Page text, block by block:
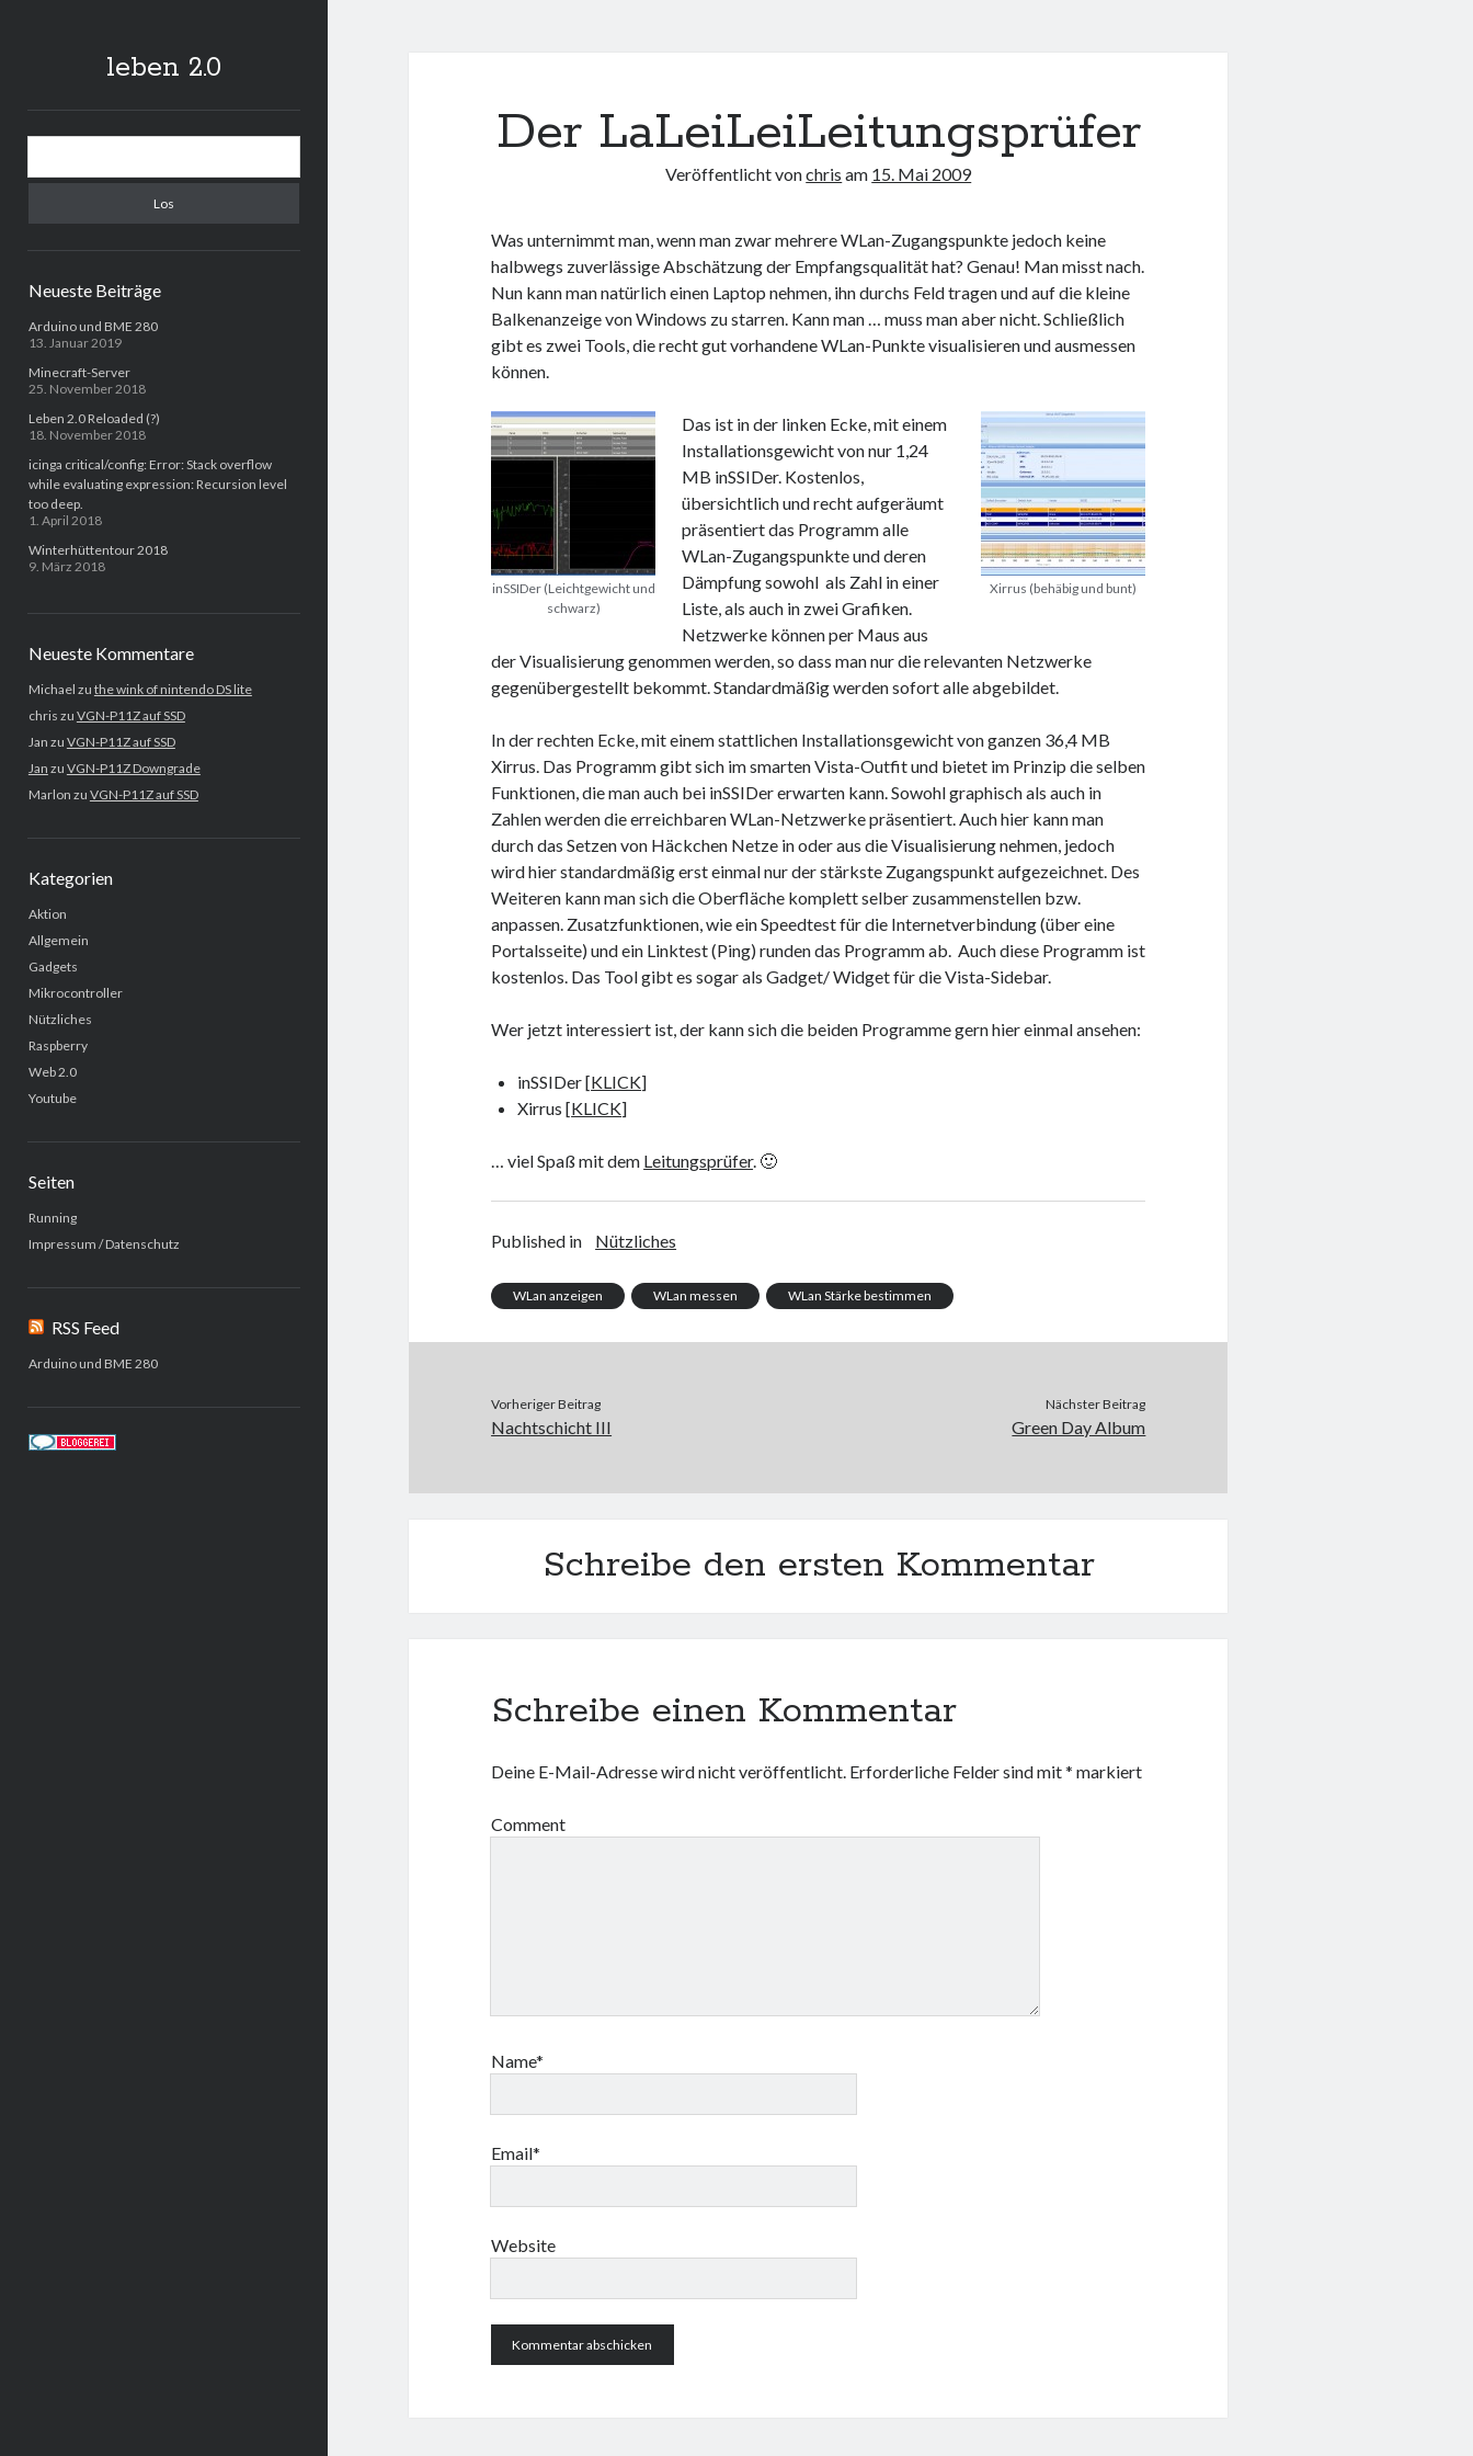
leben 2.0
Sidebar
Neueste Beiträge
Arduino und BME 280
13. Januar 2019
Minecraft-Server
25. November 2018
Leben 2.0 Reloaded (?)
18. November 2018
icinga critical/config: Error: Stack overflow
while evaluating expression: Recursion level
too deep.
1. April 2018
Winterhüttentour 2018
9. März 2018
Neueste Kommentare
Michael zu the wink of nintendo DS lite
chris zu VGN-P11Z auf SSD
Jan zu VGN-P11Z auf SSD
Jan zu VGN-P11Z Downgrade
Marlon zu VGN-P11Z auf SSD
Kategorien
Aktion
Allgemein
Gadgets
Mikrocontroller
Nützliches
Raspberry
Web 2.0
Youtube
Seiten
Running
Impressum / Datenschutz
RSS Feed
Arduino und BME 280
Der LaLeiLeiLeitungsprüfer
Veröffentlicht vonchris am 15. Mai 2009
Was unternimmt man, wenn man zwar mehrere WLan-Zugangspunkte jedoch keine
halbwegs zuverlässige Abschätzung der Empfangsqualität hat? Genau! Man misst nach.
Nun kann man natürlich einen Laptop nehmen, ihn durchs Feld tragen und auf die kleine
Balkenanzeige von Windows zu starren. Kann man … muss man aber nicht. Schließlich
gibt es zwei Tools, die recht gut vorhandene WLan-Punkte visualisieren und ausmessen
können.
inSSIDer (Leichtgewicht und
schwarz)
Xirrus (behäbig und bunt)
Das ist in der linken Ecke, mit einem
Installationsgewicht von nur 1,24
MB inSSIDer. Kostenlos,
übersichtlich und recht aufgeräumt
präsentiert das Programm alle
WLan-Zugangspunkte und deren
Dämpfung sowohl als Zahl in einer
Liste, als auch in zwei Grafiken.
Netzwerke können per Maus aus
der Visualisierung genommen werden, so dass man nur die relevanten Netzwerke
gegenübergestellt bekommt. Standardmäßig werden sofort alle abgebildet.
In der rechten Ecke, mit einem stattlichen Installationsgewicht von ganzen 36,4 MB
Xirrus. Das Programm gibt sich im smarten Vista-Outfit und bietet im Prinzip die selben
Funktionen, die man auch bei inSSIDer erwarten kann. Sowohl graphisch als auch in
Zahlen werden die erreichbaren WLan-Netzwerke präsentiert. Auch hier kann man
durch das Setzen von Häckchen Netze in oder aus die Visualisierung nehmen, jedoch
wird hier standardmäßig erst einmal nur der stärkste Zugangspunkt aufgezeichnet. Des
Weiteren kann man sich die Oberfläche komplett selber zusammenstellen bzw.
anpassen. Zusatzfunktionen, wie ein Speedtest für die Internetverbindung (über eine
Portalsseite) und ein Linktest (Ping) runden das Programm ab. Auch diese Programm ist
kostenlos. Das Tool gibt es sogar als Gadget/ Widget für die Vista-Sidebar.
Wer jetzt interessiert ist, der kann sich die beiden Programme gern hier einmal ansehen:
inSSIDer [KLICK]
Xirrus [KLICK]
… viel Spaß mit dem Leitungsprüfer. 🙂
Published in Nützliches
WLan anzeigen WLan messen WLan Stärke bestimmen
Vorheriger Beitrag
Nachtschicht III
Nächster Beitrag
Green Day Album
Schreibe den ersten Kommentar
Schreibe einen Kommentar
Deine E-Mail-Adresse wird nicht veröffentlicht. Erforderliche Felder sind mit* markiert
Comment
Name*
Email*
Website